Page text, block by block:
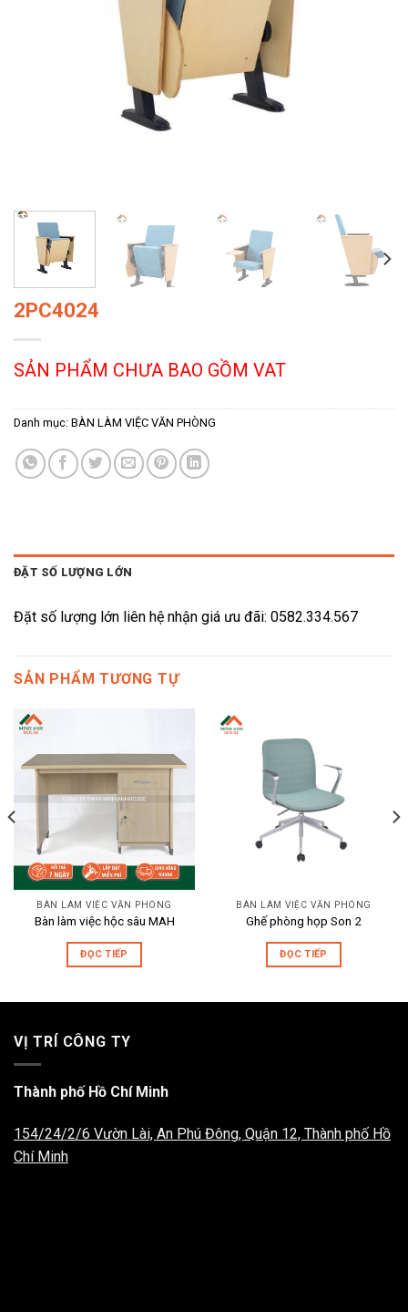
2PC4024
SẢN PHẨM CHƯA BAO GỒM VAT
Danh mục: BÀN LÀM VIỆC VĂN PHÒNG
ĐẶT SỐ LƯỢNG LỚN
Đặt số lượng lớn liên hệ nhận giá ưu đãi: 0582.334.567
SẢN PHẨM TƯƠNG TỰ
BÀN LÀM VIỆC VĂN PHÒNG
Bàn làm việc hộc sâu MAH
ĐỌC TIẾP
BÀN LÀM VIỆC VĂN PHÒNG
Ghế phòng họp Son 2
ĐỌC TIẾP
VỊ TRÍ CÔNG TY
Thành phố Hồ Chí Minh
154/24/2/6 Vườn Lài, An Phú Đông, Quận 12, Thành phố Hồ
Chí Minh